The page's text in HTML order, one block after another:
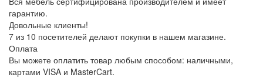
гарантию.
Довольные клиенты!
7 из 10 посетителей делают покупки в нашем магазине.
Оплата
Вы можете оплатить товар любым способом: наличными,
картами VISA и MasterCart.